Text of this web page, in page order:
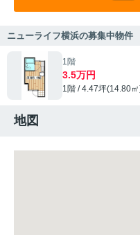
ニューライフ横浜の募集中物件
1階
3.5万円
1階 / 4.47坪(14.80
地図